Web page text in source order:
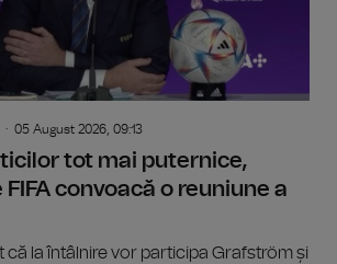
05 August 2026, 09:13
tot mai puternice,
convoacă o reuniune a
că la întâlnire vor participa Grafström și